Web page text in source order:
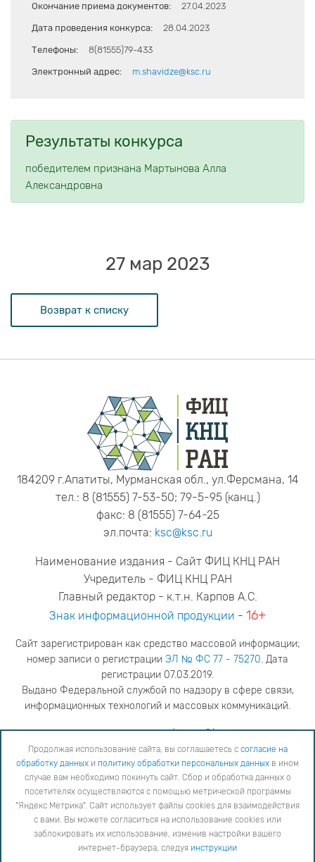
Окончание приема документов: 27.04.2023
Дата проведения конкурса: 28.04.2023
Телефоны: 8(81555)79-433
Электронный адрес: m.shavidze@ksc.ru
Результаты конкурса
победителем признана Мартынова Алла
Александровна
Возврат к списку
27 мар 2023
184209 г.Апатиты, Мурманская обл., ул.Ферсмана, 14
тел.: 8 (81555) 7-53-50; 79-5-95 (канц.)
факс: 8 (81555) 7-64-25
эл.почта: ksc@ksc.ru
Наименование издания - Сайт ФИЦ КНЦ РАН
Учредитель - ФИЦ КНЦ РАН
Главный редактор - к.т.н. Карпов А.С.
Знак информационной продукции - 16+
Сайт зарегистрирован как средство массовой информации;
номер записи о регистрации ЭЛ № ФС 77 - 75270. Дата
регистрации 07.03.2019.
Выдано Федеральной службой по надзору в сфере связи,
информационных технологий и массовых коммуникаций.
адрес редакцииya.stogova@ksc.ru
телефон редакции81555-79-516
Продолжая использование сайта, вы соглашаетесь с согласие на обработку данных
обработки персональных данных
в ином случае вам необходимо покинуть сайт. Сбор и обработка
данных о посетителях осуществляются с помощью метрической программы "Яндекс Метрика".
Сайт использует файлы cookies для взаимодействия с вами. Вы можете согласиться на
использование cookies или заблокировать их использование, изменив настройки вашего интернет-
Продолжая использование сайта, вы соглашаетесь с согласие на
обработку данных и политику обработки персональных данных в ином
случае вам необходимо покинуть сайт. Сбор и обработка данных о
посетителях осуществляются с помощью метрической программы
"Яндекс Метрика". Сайт использует файлы cookies для взаимодействия
с вами. Вы можете согласиться на использование cookies или
заблокировать их использование, изменив настройки вашего
интернет-браузера, следуя инструкции